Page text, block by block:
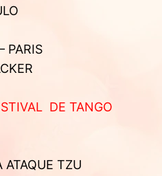
PARIS
DE TANGO
ATAQUE TZU